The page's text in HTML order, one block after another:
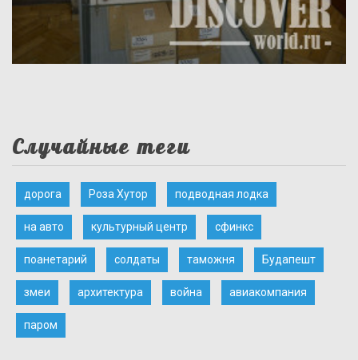
Случайные теги
дорога Роза Хутор подводная лодка
на авто культурный центр сфинкс
поанетарий солдаты таможня Будапешт
змеи архитектура война авиакомпания
паром